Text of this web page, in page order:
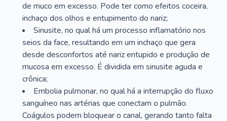
de muco em excesso. Pode ter como efeitos coceira,
inchaço dos olhos e entupimento do nariz;
Sinusite, no qual há um processo inflamatório nos
seios da face, resultando em um inchaço que gera
desde desconfortos até nariz entupido e produção de
mucosa em excesso. É dividida em sinusite aguda e
crônica;
Embolia pulmonar, no qual há a interrupção do fluxo
sanguíneo nas artérias que conectam o pulmão.
Coágulos podem bloquear o canal, gerando tanto falta